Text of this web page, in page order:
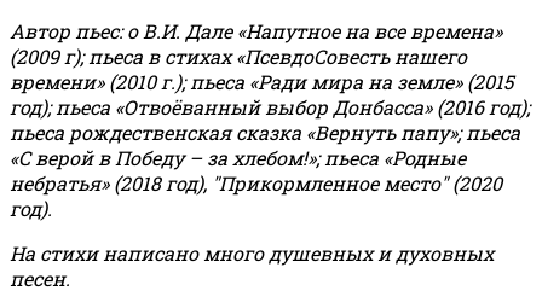
Автор пьес: о В.И. Дале «Напутное на все времена»
(2009 г); пьеса в стихах «ПсевдоСовесть нашего
времени» (2010 г.); пьеса «Ради мира на земле» (2015
год); пьеса «Отвоёванный выбор Донбасса» (2016 год);
пьеса рождественская сказка «Вернуть папу»; пьеса
«С верой в Победу – за хлебом!»;пьеса «Родные
небратья» (2018 год), "Прикормленное место" (2020
год).
На стихи написано много душевных и духовных
песен.